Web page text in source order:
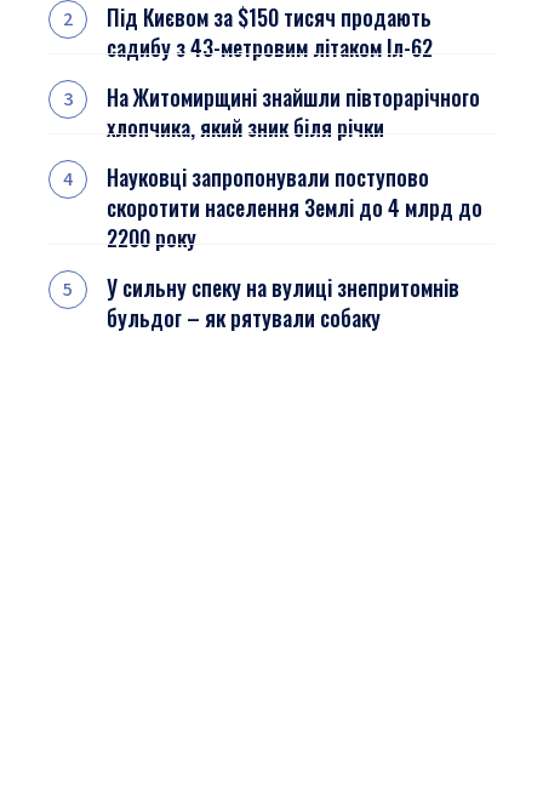
Під Києвом за $150 тисяч продають
садибу з 43-метровим літаком Іл-62
На Житомирщині знайшли півторарічного
хлопчика, який зник біля річки
Науковці запропонували поступово
скоротити населення Землі до 4 млрд до
2200 року
У сильну спеку на вулиці знепритомнів
бульдог – як рятували собаку